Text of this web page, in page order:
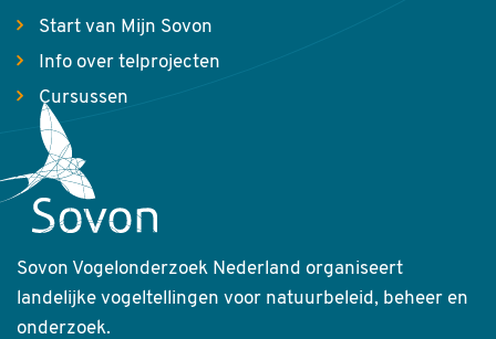
Start van Mijn Sovon
Info over telprojecten
Cursussen
Sovon Vogelonderzoek Nederland organiseert
landelijke vogeltellingen voor natuurbeleid, beheer en
onderzoek.